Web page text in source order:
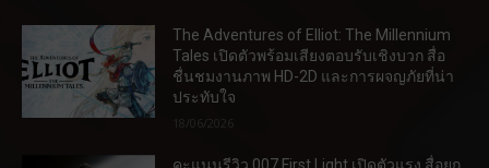
The Adventures of Elliot: The Millennium
Tales เปิดตัวพร้อมเสียงตอบรับเชิงบวก สื่อ
ชื่นชมงานภาพ HD-2D และการผจญภัยที่น่า
ประทับใจ
18/06/2026
คะแนนรีวิว 007 First Light เปิดตัวแรง สื่อยก